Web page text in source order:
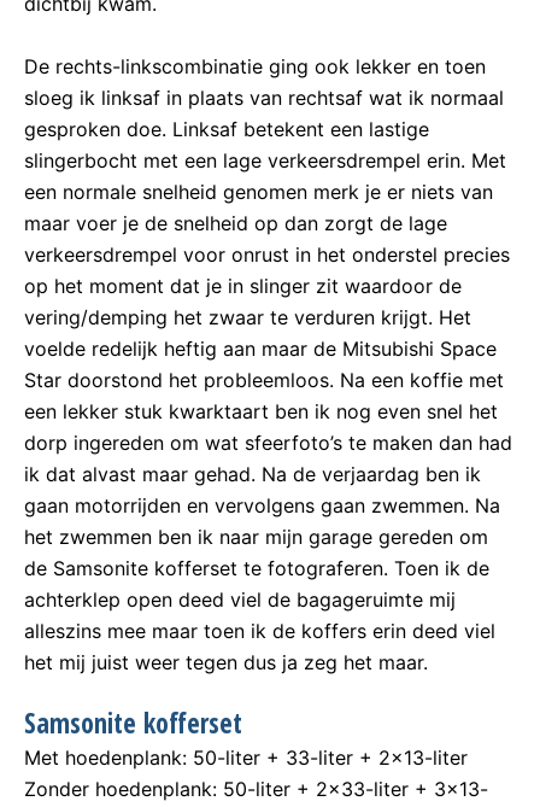
De rechts-linkscombinatie ging ook lekker en toen
sloeg ik linksaf in plaats van rechtsaf wat ik normaal
gesproken doe. Linksaf betekent een lastige
slingerbocht met een lage verkeersdrempel erin. Met
een normale snelheid genomen merk je er niets van
maar voer je de snelheid op dan zorgt de lage
verkeersdrempel voor onrust in het onderstel precies
op het moment dat je in slinger zit waardoor de
vering/demping het zwaar te verduren krijgt. Het
voelde redelijk heftig aan maar de Mitsubishi Space
Star doorstond het probleemloos. Na een koffie met
een lekker stuk kwarktaart ben ik nog even snel het
dorp ingereden om wat sfeerfoto’s te maken dan had
ik dat alvast maar gehad. Na de verjaardag ben ik
gaan motorrijden en vervolgens gaan zwemmen. Na
het zwemmen ben ik naar mijn garage gereden om
de Samsonite kofferset te fotograferen. Toen ik de
achterklep open deed viel de bagageruimte mij
alleszins mee maar toen ik de koffers erin deed viel
het mij juist weer tegen dus ja zeg het maar.
Samsonite kofferset
Met hoedenplank: 50-liter + 33-liter + 2×13-liter
Zonder hoedenplank: 50-liter + 2×33-liter + 3×13-